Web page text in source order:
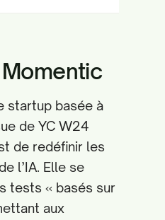
startup basée à
de YC W24
de redéfinir les
l’IA. Elle se
tests « basés sur
aux